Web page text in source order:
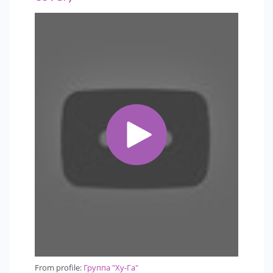
Фронт-мен группы Илья Татаринов -
Ленинград, Кино, Агата Кристи, Мумий Тролль, Чиж,
Браво, Осин, Трофим, Жуки, Макс Барских и другие, а
так же лучшие авторские песни Ильи Татаринова.
Звук саксофона виртуозного Даниила Серикова
скрасит все паузы и сборы гостей на вашем
мероприятии (дополнительная услуга).
проведения нашего концерта (барабаны, пульт,
From profile: Группа "Ху-Га"